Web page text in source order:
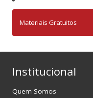
Materiais Gratuitos
Institucional
Quem Somos